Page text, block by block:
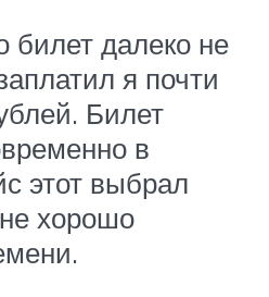
билет далеко не
я почти
Билет
в
этот выбрал
хорошо